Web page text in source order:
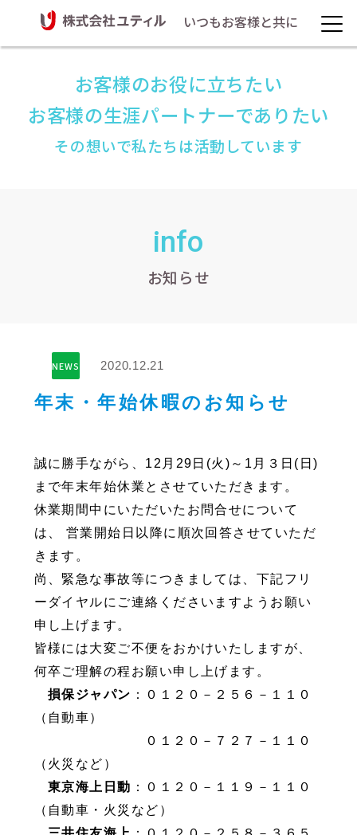
いつもお客様と共に
お客様のお役に立ちたい
お客様の生涯パートナーでありたい
その想いで私たちは活動しています
info
お知らせ
NEWS 2020.12.21
年末・年始休暇のお知らせ
誠に勝手ながら、12月29日(火)～1月３日(日)
まで年末年始休業とさせていただきます。
休業期間中にいただいたお問合せについて
は、 営業開始日以降に順次回答させていただ
きます。
尚、緊急な事故等につきましては、下記フリ
ーダイヤルにご連絡くださいますようお願い
申し上げます。
皆様には大変ご不便をおかけいたしますが、
何卒ご理解の程お願い申し上げます。
損保ジャパン ：０１２０－２５６－１１０
（自動車）
０１２０－７２７－１１０
（火災など）
東京海上日動 ：０１２０－１１９－１１０
（自動車・火災など）